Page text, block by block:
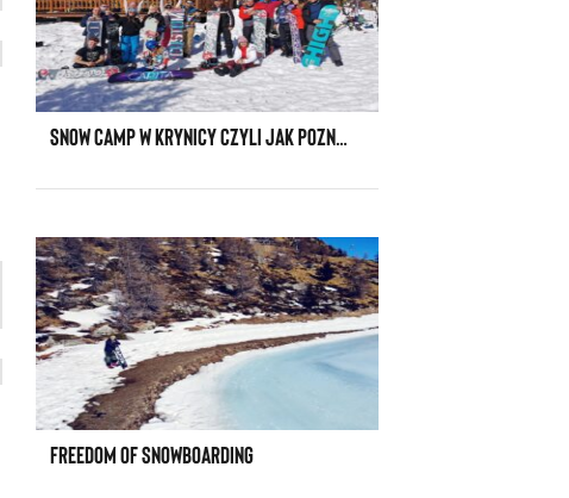
SNOW CAMP W KRYNICY CZYLI JAK POZNAĆ ŚWIETNYCH LUDZI NA WYJEŹDZIE NA DESKĘ
FREEDOM OF SNOWBOARDING